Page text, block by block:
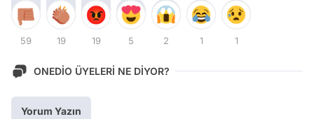
59 19 19 5 2 1 1
ONEDİO ÜYELERİ NE DİYOR?
Yorum Yazın